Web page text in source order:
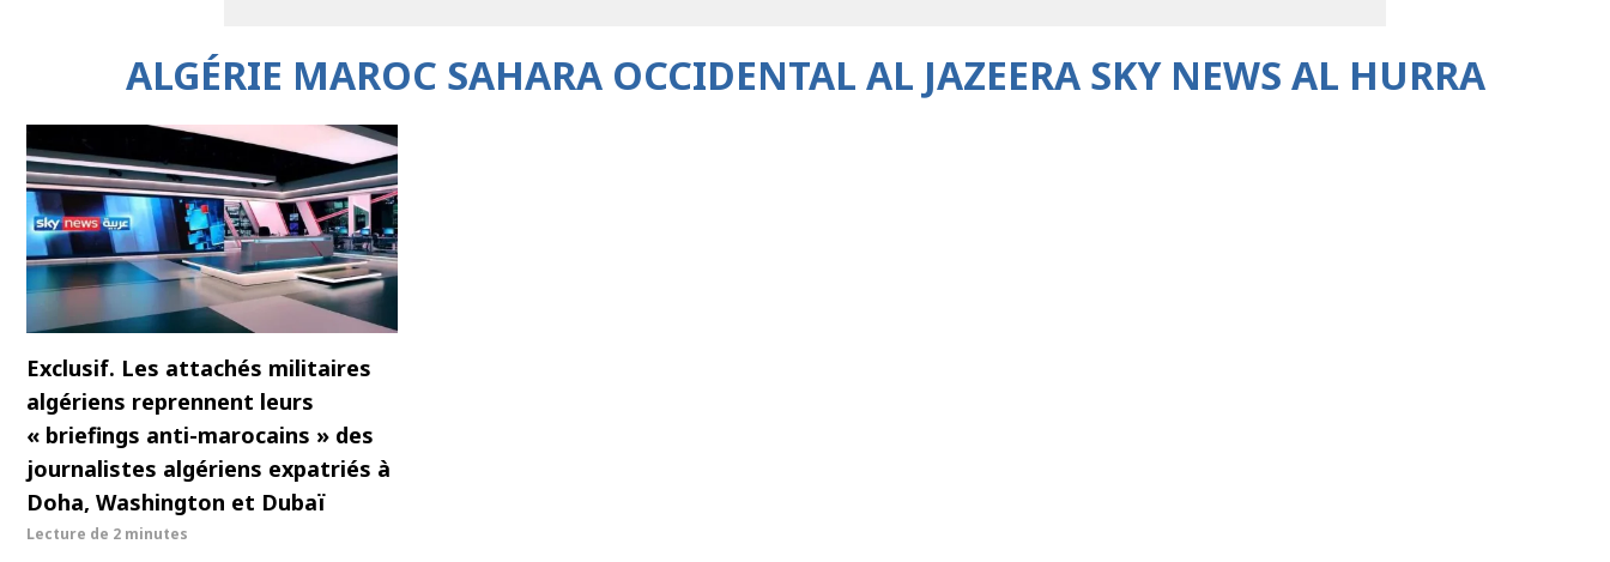
ALGÉRIE MAROC SAHARA OCCIDENTAL AL JAZEERA SKY NEWS AL HURRA
Exclusif. Les attachés militaires
algériens reprennent leurs
« briefings anti-marocains » des
journalistes algériens expatriés à
Doha, Washington et Dubaï
Lecture de 2 minutes